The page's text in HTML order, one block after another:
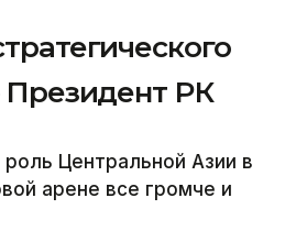
Президент РК
Центральной Азии в
арене все громче и